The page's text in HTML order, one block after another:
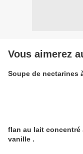
Vous aimerez
Soupe de nectarines
flan au lait concentré
vanille .